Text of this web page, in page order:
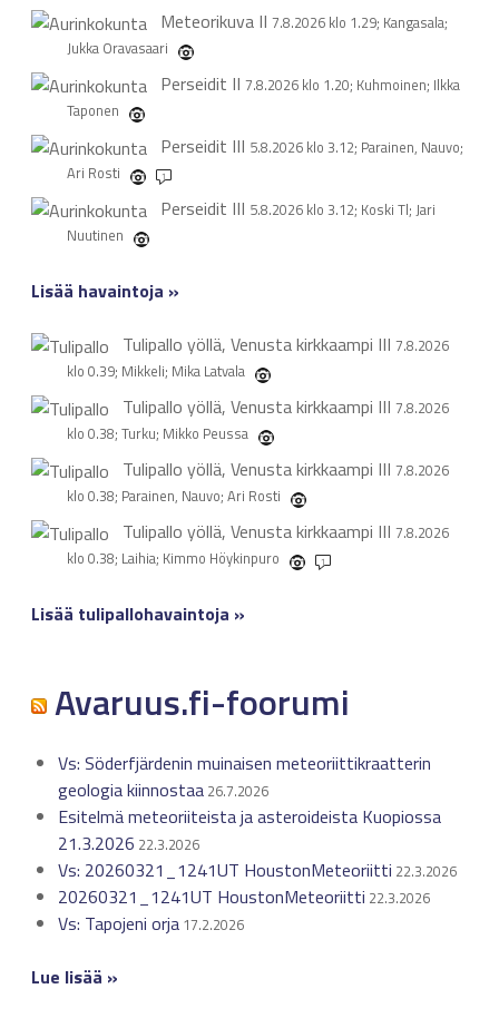
Meteorikuva II 7.8.2026 klo 1.29; Kangasala;
Jukka Oravasaari
Perseidit II 7.8.2026 klo 1.20; Kuhmoinen; Ilkka
Taponen
Perseidit III 5.8.2026 klo 3.12; Parainen, Nauvo;
Ari Rosti 1
Perseidit III 5.8.2026 klo 3.12; Koski Tl; Jari
Nuutinen
Lisää havaintoja »
Tulipallo yöllä, Venusta kirkkaampi III 7.8.2026
klo 0.39; Mikkeli; Mika Latvala
Tulipallo yöllä, Venusta kirkkaampi III 7.8.2026
klo 0.38; Turku; Mikko Peussa
Tulipallo yöllä, Venusta kirkkaampi III 7.8.2026
klo 0.38; Parainen, Nauvo; Ari Rosti
Tulipallo yöllä, Venusta kirkkaampi III 7.8.2026
klo 0.38; Laihia; Kimmo Höykinpuro 1
Lisää tulipallohavaintoja »
Avaruus.fi-foorumi
Vs: Söderfjärdenin muinaisen meteoriittikraatterin
geologia kiinnostaa 26.7.2026
Esitelmä meteoriiteista ja asteroideista Kuopiossa
21.3.2026 22.3.2026
Vs: 20260321_1241UT HoustonMeteoriitti 22.3.2026
20260321_1241UT HoustonMeteoriitti 22.3.2026
Vs: Tapojeni orja 17.2.2026
Lue lisää »